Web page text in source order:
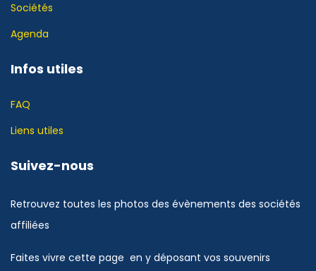
Sociétés
Agenda
Infos utiles
FAQ
Liens utiles
Suivez-nous
Retrouvez toutes les photos des évènements des sociétés
affiliées
Faites vivre cette page en y déposant vos souvenirs